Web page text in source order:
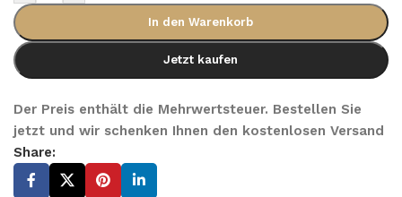
In den Warenkorb
Jetzt kaufen
Der Preis enthält die Mehrwertsteuer. Bestellen Sie
jetzt und wir schenken Ihnen den kostenlosen Versand
Share: